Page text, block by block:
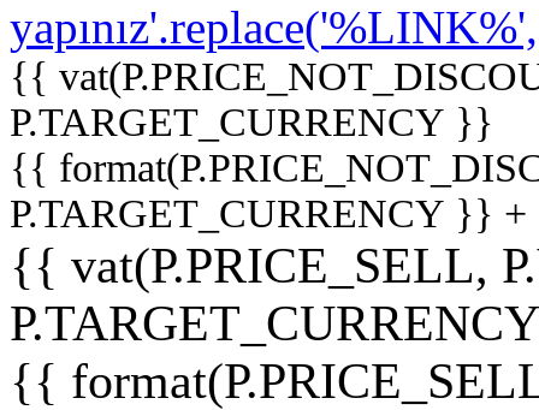
{{
P.TARGET_CURRENCY }}
{{
P.TARGET_CURRENCY }}
{{ vat(P.PRICE_SELL,
{{